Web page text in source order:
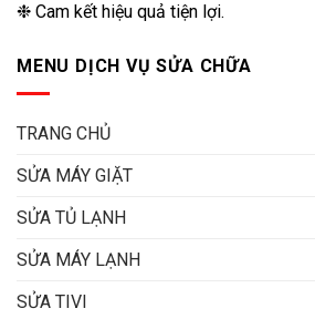
❉ Cam kết hiệu quả tiện lợi.
MENU DỊCH VỤ SỬA CHỮA
TRANG CHỦ
SỬA MÁY GIẶT
SỬA TỦ LẠNH
SỬA MÁY LẠNH
SỬA TIVI